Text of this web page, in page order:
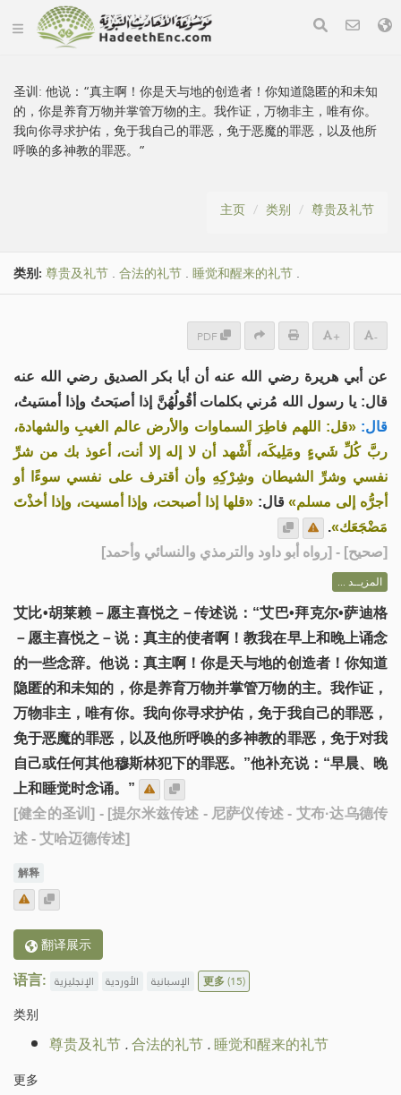
圣训:他说：“真主啊！你是天与地的创造者！你知道隐匿的和未知
的，你是养育万物并掌管万物的主。我作证，万物非主，唯有你。
我向你寻求护佑，免于我自己的罪恶，免于恶魔的罪恶，以及他所
呼唤的多神教的罪恶。”
主页 类别 尊贵及礼节
类别: 尊贵及礼节 . 合法的礼节 . 睡觉和醒来的礼节 .
PDF + -
عن أبي هريرة رضي الله عنه أن أبا بكر الصديق رضي الله عنه
قال: يا رسول الله مُرني بكلمات أقُولُهُنَّ إذا أصبَحتُ وإذا أمسَيتُ،
قال: «قل: اللهم فاطِرَ السماوات والأرض عالم الغيبِ والشهادة،
ربَّ كُلِّ شَيءٍ ومَلِيكَه، أَشْهد أن لا إله إلا أنت، أعوذ بك من شرِّ
نفسي وشرِّ الشيطان وشِرْكِهِ وأن أقترف على نفسي سوءًا أو
أجرُّه إلى مسلم»قال:«قلها إذا أصبحت، وإذا أمسيت، وإذا أخذْتَ
مَضْجَعَك».
[صحيح] - [رواه أبو داود والترمذي والنسائي وأحمد]
المزيــد ...
艾比•胡莱赖－愿主喜悦之－传述说：“艾巴•拜克尔•萨迪格
－愿主喜悦之－说：真主的使者啊！教我在早上和晚上诵念
的一些念辞。他说：真主啊！你是天与地的创造者！你知道
隐匿的和未知的，你是养育万物并掌管万物的主。我作证，
万物非主，唯有你。我向你寻求护佑，免于我自己的罪恶，
免于恶魔的罪恶，以及他所呼唤的多神教的罪恶，免于对我
自己或任何其他穆斯林犯下的罪恶。”他补充说：“早晨、晚
上和睡觉时念诵。”
[健全的圣训] - [提尔米兹传述 - 尼萨仪传述 - 艾布·达乌德传
述 - 艾哈迈德传述]
解释
翻译展示
语言: الإنجليزية الأوردية الإسبانية 更多(15)
类别
尊贵及礼节.合法的礼节.睡觉和醒来的礼节
更多